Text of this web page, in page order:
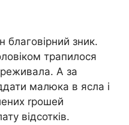
благовірний зник.
трапилося
А за
малюка в ясла і
rрошей
відсотків.